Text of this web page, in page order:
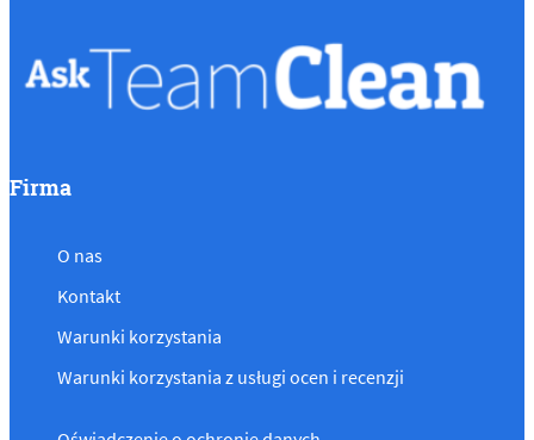
Firma
O nas
Kontakt
Warunki korzystania
Warunki korzystania z usługi ocen i recenzji